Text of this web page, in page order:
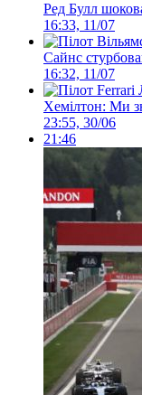
Ред Булл
16:33, 11/07
Сайнс
16:32, 11/07
Хемілтон: Ми
23:55, 30/06
21:46